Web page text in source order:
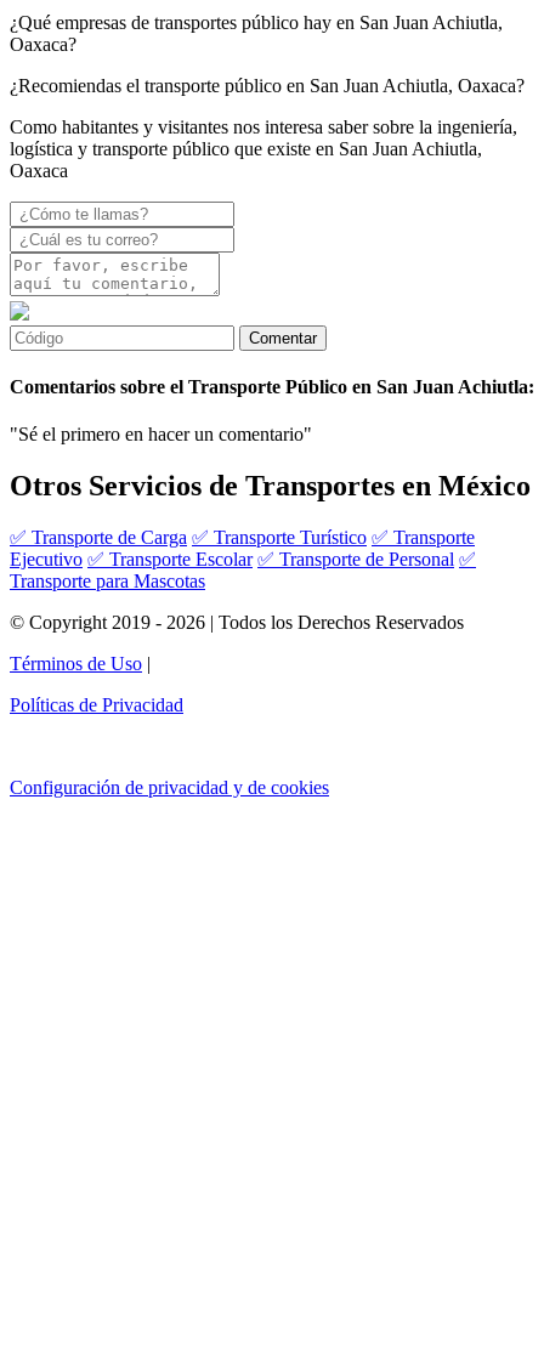
¿Qué empresas de transportes público hay en San Juan Achiutla,
Oaxaca?
¿Recomiendas el transporte público en San Juan Achiutla, Oaxaca?
Como habitantes y visitantes nos interesa saber sobre la ingeniería,
logística y transporte público que existe en San Juan Achiutla,
Oaxaca
Comentarios sobre el Transporte Público en San Juan Achiutla:
"Sé el primero en hacer un comentario"
Otros Servicios de Transportes en México
✅ Transporte de Carga ✅ Transporte Turístico ✅ Transporte
Ejecutivo ✅ Transporte Escolar ✅ Transporte de Personal ✅
Transporte para Mascotas
© Copyright 2019 - 2026 | Todos los Derechos Reservados
Términos de Uso |
Políticas de Privacidad
Configuración de privacidad y de cookies